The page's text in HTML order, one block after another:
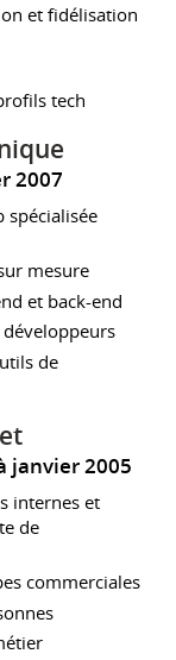
et fidélisation
tech
2007
spécialisée
mesure
et back-end
de
janvier 2005
internes et
de
commerciales